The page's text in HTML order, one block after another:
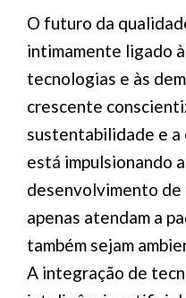
O futuro da
intimamente ligado
tecnologias e às
crescente
sustentabilidade e
está impulsionando
desenvolvimento de
apenas atendam a
também sejam
A integração de